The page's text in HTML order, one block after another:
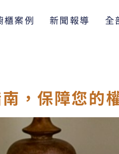
櫃案例 新聞報導 全
，保障您的